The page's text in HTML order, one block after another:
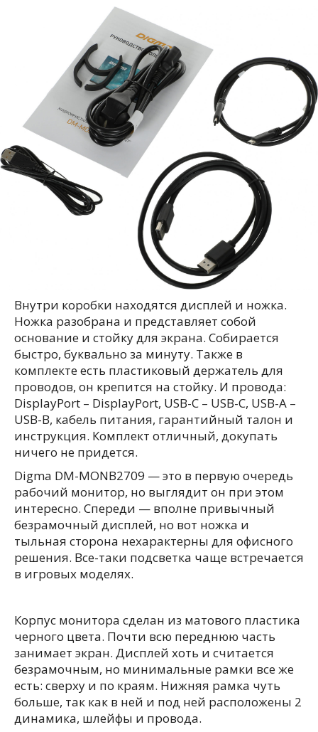
Внутри коробки находятся дисплей и ножка.
Ножка разобрана и представляет собой
основание и стойку для экрана. Собирается
быстро, буквально за минуту. Также в
комплекте есть пластиковый держатель для
проводов, он крепится на стойку. И провода:
DisplayPort – DisplayPort, USB-C – USB-C, USB-A –
USB-B, кабель питания, гарантийный талон и
инструкция. Комплект отличный, докупать
ничего не придется.
Digma DM-MONB2709 — это в первую очередь
рабочий монитор, но выглядит он при этом
интересно. Спереди — вполне привычный
безрамочный дисплей, но вот ножка и
тыльная сторона нехарактерны для офисного
решения. Все-таки подсветка чаще встречается
в игровых моделях.
Корпус монитора сделан из матового пластика
черного цвета. Почти всю переднюю часть
занимает экран. Дисплей хоть и считается
безрамочным, но минимальные рамки все же
есть: сверху и по краям. Нижняя рамка чуть
больше, так как в ней и под ней расположены 2
динамика, шлейфы и провода.